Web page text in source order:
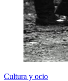
Cultura y ocio